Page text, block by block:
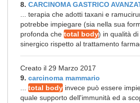
8. CARCINOMA GASTRICO
... terapia che adotti taxani e
potrebbe impiegare (sia nella sua
profonda che total body) in qualità
sinergico rispetto al trattamento
Creato il 29 Marzo 2017
9. carcinoma mammario
total body invece può essere
quale supporto dell'immunità ed a